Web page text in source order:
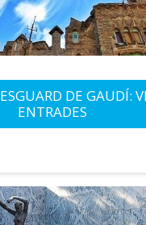
DE GAUDÍ:
ENTRADES